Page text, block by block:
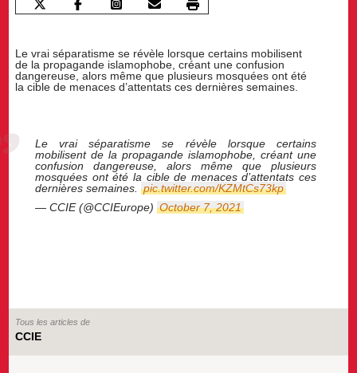
Le vrai séparatisme se révèle lorsque certains mobilisent
de la propagande islamophobe, créant une confusion
dangereuse, alors même que plusieurs mosquées ont été
la cible de menaces d’attentats ces dernières semaines.
Le vrai séparatisme se révèle lorsque certains
mobilisent de la propagande islamophobe, créant une
confusion dangereuse, alors même que plusieurs
mosquées ont été la cible de menaces d’attentats ces
dernières semaines.pic.twitter.com/KZMtCs73kp
— CCIE (@CCIEurope)October 7, 2021
Tous les articles de
CCIE